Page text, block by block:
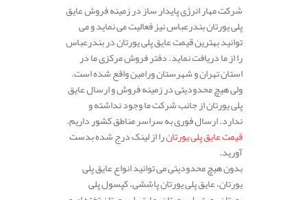
شرکت مهار انرژی پایدار ساز در زمینه فروش عایق
پلی یورتان بندرعباس نیز فعالیت می نماید و می
توانید بهترین قیمت عایق پلی یورتان در بندرعباس
را از ما دریافت نماید. دفتر فروش مرکزی ما در
استان تهران و شهرستان ورامین واقع شده است.
ولی هیچ محدودیتی در زمینه فروش و ارسال عایق
پلی یورتان از جانب شرکت ما وجود نداشته و
ندارد. ارسال فوری به سراسر مناطق کشور داریم.
قیمت عایق پلی یورتانرا از لینک درج شده بدست
آورید.
بدون هیچ محدودیتی می توانید انواع عایق پلی
یورتان، عایق پلی یورتان پاششی، کپسول پلی